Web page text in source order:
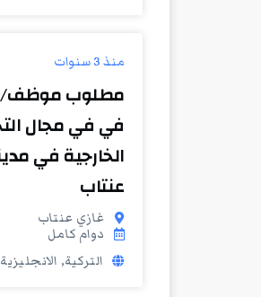
منذ 3 سنوات
مطلوب موظف/
في في مجال
الخارجية في
عنتاب
غازي عنتاب
دوام كامل
التركية, الانجليزية